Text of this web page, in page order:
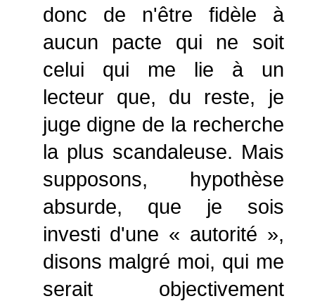
donc de n'être fidèle à
aucun pacte qui ne soit
celui qui me lie à un
lecteur que, du reste, je
juge digne de la recherche
la plus scandaleuse. Mais
supposons, hypothèse
absurde, que je sois
investi d'une « autorité »,
disons malgré moi, qui me
serait objectivement